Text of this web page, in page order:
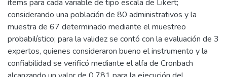
ítems para cada variable de tipo escala de Likert;
considerando una población de 80 administrativos y la
muestra de 67 determinado mediante el muestreo
probabilístico; para la validez se contó con la evaluación de 3
expertos, quienes consideraron bueno el instrumento y la
confiabilidad se verificó mediante el alfa de Cronbach